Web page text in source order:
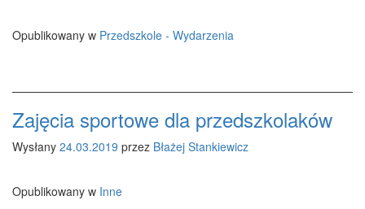
Opublikowany w Przedszkole - Wydarzenia
Zajęcia sportowe dla przedszkolaków
Wysłany 24.03.2019 przez Błażej Stankiewicz
Opublikowany w Inne